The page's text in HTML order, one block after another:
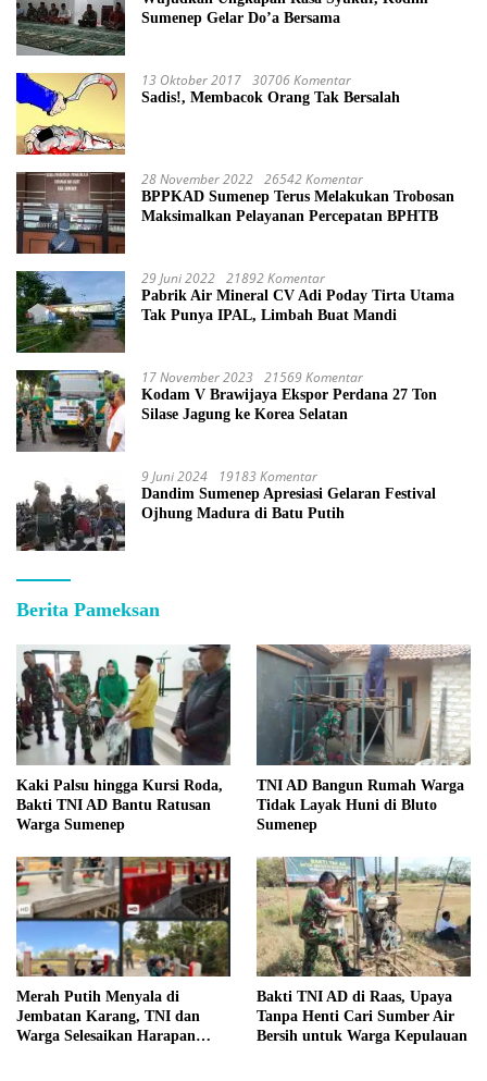
Sumenep Gelar Do’a Bersama
13 Oktober 2017 30706 Komentar
Sadis!, Membacok Orang Tak Bersalah
28 November 2022 26542 Komentar
BPPKAD Sumenep Terus Melakukan Trobosan
Maksimalkan Pelayanan Percepatan BPHTB
29 Juni 2022 21892 Komentar
Pabrik Air Mineral CV Adi Poday Tirta Utama
Tak Punya IPAL, Limbah Buat Mandi
17 November 2023 21569 Komentar
Kodam V Brawijaya Ekspor Perdana 27 Ton
Silase Jagung ke Korea Selatan
9 Juni 2024 19183 Komentar
Dandim Sumenep Apresiasi Gelaran Festival
Ojhung Madura di Batu Putih
Berita Pameksan
Kaki Palsu hingga Kursi Roda,
Bakti TNI AD Bantu Ratusan
Warga Sumenep
TNI AD Bangun Rumah Warga
Tidak Layak Huni di Bluto
Sumenep
Merah Putih Menyala di
Jembatan Karang, TNI dan
Warga Selesaikan Harapan
Bakti TNI AD di Raas, Upaya
Tanpa Henti Cari Sumber Air
Bersih untuk Warga Kepulauan